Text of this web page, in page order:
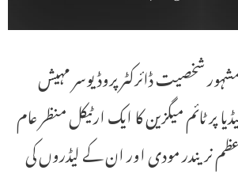
مشہور شخصیت ڈائرکٹر پروڈیوسر مہیش
ٹائم میگزین کا ایک ارٹیکل منظر عام
نریندر مودی اور ان کے لیڈروں کی